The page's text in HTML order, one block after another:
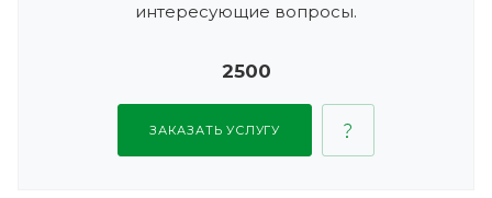
интересующие вопросы.
2500
ЗАКАЗАТЬ УСЛУГУ